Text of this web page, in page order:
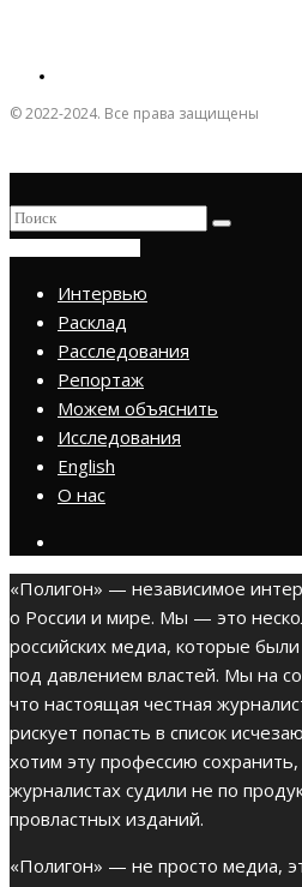
© 2022-2024. Все права защищены
Интервью
Расклад
Расследования
Репортаж
Можем объяснить
Исследования
English
О нас
«Полигон» — независимое
о России и мире. Мы — это
российских медиа, которые
под давлением властей. Мы на
что настоящая честная
рискует попасть в список
хотим эту профессию
журналистах судили не по
провластных изданий.
«Полигон» — не просто медиа,